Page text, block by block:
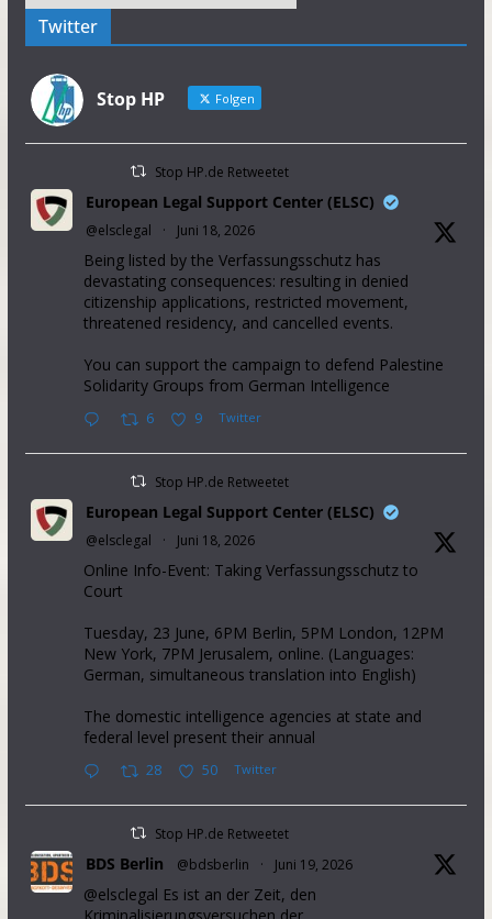
Twitter
Stop HP Folgen
Stop HP.de Retweetet
European Legal Support Center (ELSC)
@elsclegal · Juni 18, 2026
Being listed by the Verfassungsschutz has
devastating consequences: resulting in denied
citizenship applications, restricted movement,
threatened residency, and cancelled events.
You can support the campaign to defend Palestine
Solidarity Groups from German Intelligence
6 9 Twitter
Stop HP.de Retweetet
European Legal Support Center (ELSC)
@elsclegal · Juni 18, 2026
Online Info-Event: Taking Verfassungsschutz to
Court
Tuesday, 23 June, 6PM Berlin, 5PM London, 12PM
New York, 7PM Jerusalem, online. (Languages:
German, simultaneous translation into English)
The domestic intelligence agencies at state and
federal level present their annual
28 50 Twitter
Stop HP.de Retweetet
BDS Berlin @bdsberlin · Juni 19, 2026
@elsclegal Es ist an der Zeit, den